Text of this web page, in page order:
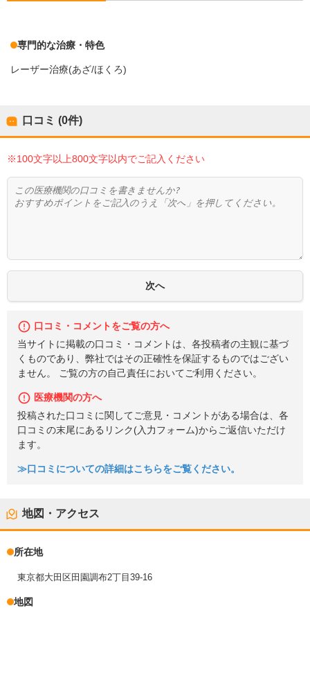
専門的な治療・特色
レーザー治療(あざ/ほくろ)
口コミ (0件)
※100文字以上800文字以内でご記入ください
口コミ・コメントをご覧の方へ
当サイトに掲載の口コミ・コメントは、各投稿者の主観に基づ
くものであり、弊社ではその正確性を保証するものではござい
ません。 ご覧の方の自己責任においてご利用ください。
医療機関の方へ
投稿された口コミに関してご意見・コメントがある場合は、各
口コミの末尾にあるリンク(入力フォーム)からご返信いただけ
ます。
≫口コミについての詳細はこちらをご覧ください。
地図・アクセス
所在地
東京都大田区田園調布2丁目39-16
地図